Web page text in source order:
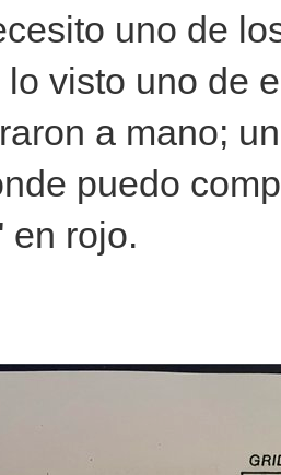
uno de
lo visto uno de
a mano;
puedo
en rojo.